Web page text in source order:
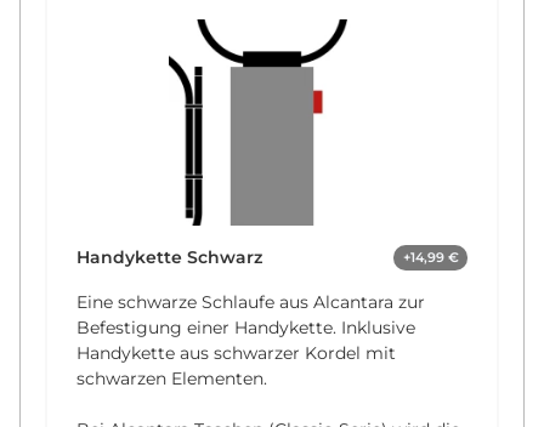
Handykette Schwarz +14,99 €
Eine schwarze Schlaufe aus Alcantara zur
Befestigung einer Handykette. Inklusive
Handykette aus schwarzer Kordel mit
schwarzen Elementen.